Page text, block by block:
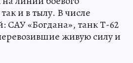
и в тылу. В числе
САУ «Богдана», танк Т-62
живую силу и